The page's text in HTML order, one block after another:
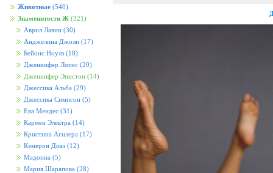
Животные (540)
Знаменитости Ж (321)
Аврил Лавин (30)
Анджелина Джоли (17)
Бейонс Ноулз (18)
Дженнифер Лопес (20)
Дженнифер Энистон (14)
Джессика Альба (29)
Джессика Симпсон (5)
Ева Мендес (31)
Кармен Электра (14)
Кристина Агилера (17)
Кэмерон Диаз (12)
Мадонна (5)
Мария Шарапова (28)